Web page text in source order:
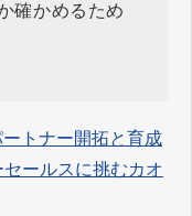
確かめるため
トナー開拓と育成
ールスに挑むカオ